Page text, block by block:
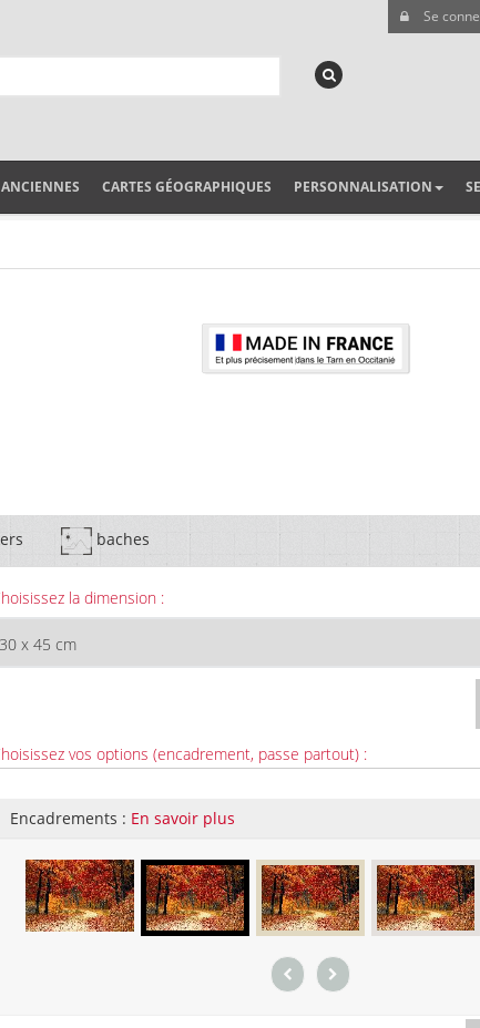
Se
CARTES GÉOGRAPHIQUES PERSONNALISATION
baches
la dimension :
vos options (encadrement, passe partout) :
Encadrements : En savoir plus